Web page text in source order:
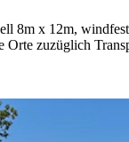
8m x 12m,
Orte zuzüglich